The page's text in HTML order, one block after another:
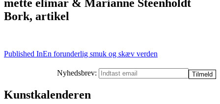
mette elimar & Marianne Steenholdt
Bork, artikel
Post
Published InEn forunderlig smuk og skæv verden
Nyhedsbrev:
Kunstkalenderen